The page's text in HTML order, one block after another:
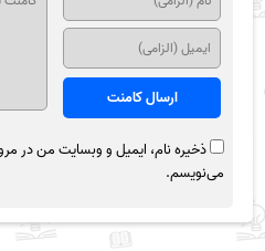
ذخیره نام، ایمیل و وبسایت من در
می‌نویسم.